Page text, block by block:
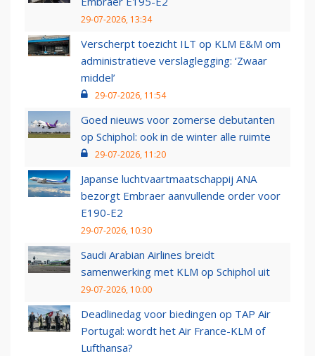
29-07-2026, 13:34
Verscherpt toezicht ILT op KLM E&M om
administratieve verslaglegging: ‘Zwaar
middel’
29-07-2026, 11:54
Goed nieuws voor zomerse debutanten
op Schiphol: ook in de winter alle ruimte
29-07-2026, 11:20
Japanse luchtvaartmaatschappij ANA
bezorgt Embraer aanvullende order voor
E190-E2
29-07-2026, 10:30
Saudi Arabian Airlines breidt
samenwerking met KLM op Schiphol uit
29-07-2026, 10:00
Deadlinedag voor biedingen op TAP Air
Portugal: wordt het Air France-KLM of
Lufthansa?